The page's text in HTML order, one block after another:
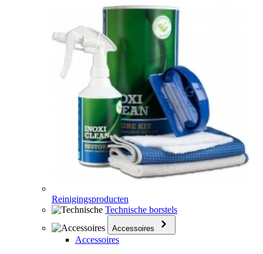
Reinigingsproducten
Technische borstels
Accessoires
Accessoires